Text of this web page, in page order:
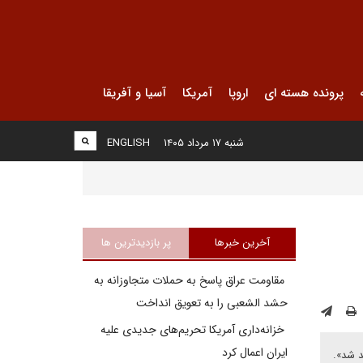
پرونده هسته ای اروپا آمریکا آسیا و آفریقا
ENGLISH شنبه ۱۷ مرداد ۱۴۰۵
شد».
آخرین خبرها پر بازدیدترین ها
مقاومت عراق پاسخ به حملات متجاوزانه به
حشد الشعبی را به تعویق انداخت
خزانه‌داری آمریکا تحریم‌های جدیدی علیه
ایران اعمال کرد